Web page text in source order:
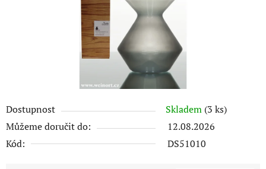
Dostupnost Skladem (3 ks)
Můžeme doručit do:
12.08.2026
Kód:
DS51010